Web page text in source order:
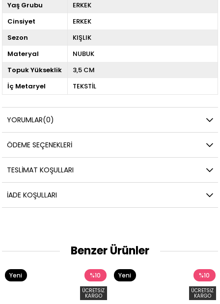
Yaş Grubu
ERKEK
Cinsiyet
ERKEK
Sezon
KIŞLIK
Materyal
NUBUK
Topuk Yükseklik
3,5 CM
İç Metaryel
TEKSTİL
YORUMLAR(0)
ÖDEME SEÇENEKLERI
TESLIMAT KOŞULLARI
İADE KOŞULLARI
Benzer Ürünler
%10
ÜCRETSIZ
KARGO
Yeni
%10
ÜCRETSIZ
KARGO
Yeni